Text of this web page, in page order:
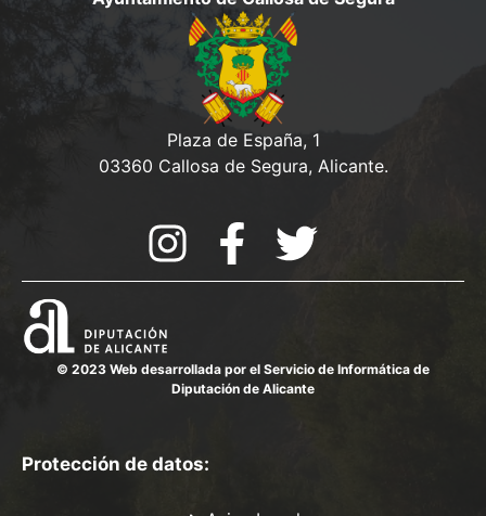
Plaza de España, 1
03360 Callosa de Segura, Alicante.
© 2023 Web desarrollada por el Servicio de Informática de
Diputación de Alicante
Protección de datos: